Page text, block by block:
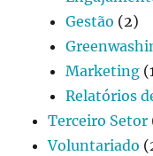
Gestão (2)
Marketing
Relatórios
Terceiro Setor
Voluntariado